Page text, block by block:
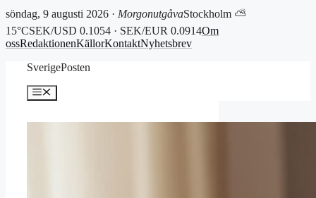
söndag, 9 augusti 2026 · MorgonutgåvaStockholm ⛅
15°CSEK/USD 0.1054 · SEK/EUR 0.0914Om
ossRedaktionenKällorKontaktNyhetsbrev
SverigePosten
Meny